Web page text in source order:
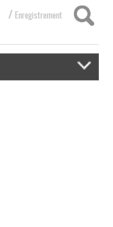
/ Enregistrement